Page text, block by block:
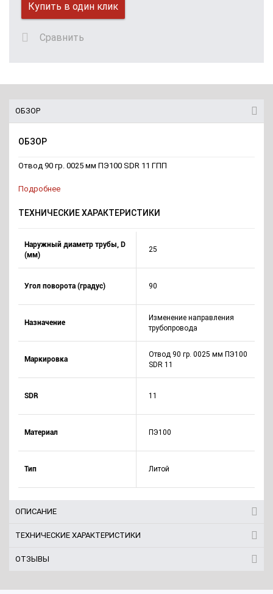
Купить в один клик
Сравнить
ОБЗОР
ОБЗОР
Отвод 90 гр. 0025 мм ПЭ100 SDR 11 ГПП
Подробнее
ТЕХНИЧЕСКИЕ ХАРАКТЕРИСТИКИ
Наружный диаметр трубы, D
(мм)
Угол поворота (градус)
Назначение
Маркировка
SDR
Материал
Тип
25
90
Изменение направления
трубопровода
Отвод 90 гр. 0025 мм ПЭ100
SDR 11
11
ПЭ100
Литой
ОПИСАНИЕ
ТЕХНИЧЕСКИЕ ХАРАКТЕРИСТИКИ
ОТЗЫВЫ